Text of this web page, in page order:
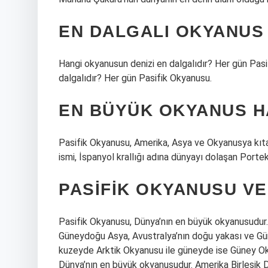
EN DALGALI
Hangi okyanusun denizi en dalgalıdır? Her gün
dalgalıdır? Her gün Pasifik Okyanusu.
EN BÜYÜK OKYANUS
Pasifik Okyanusu, Amerika, Asya ve Okyanusya
ismi, İspanyol krallığı adına dünyayı dolaşan
PASIFIK OKYANUSU
Pasifik Okyanusu, Dünya’nın en büyük
Güneydoğu Asya, Avustralya’nın doğu yakası ve
kuzeyde Arktik Okyanusu ile güneyde ise Güney
Dünya’nın en büyük okyanusudur. Amerika Birleşik